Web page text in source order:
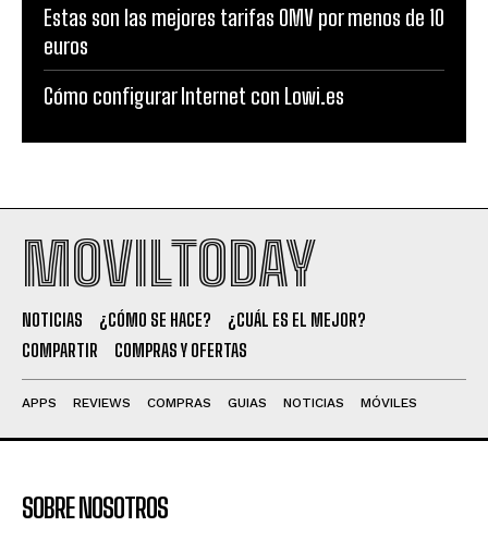
Estas son las mejores tarifas OMV por menos de 10
euros
Cómo configurar Internet con Lowi.es
MOVILTODAY
NOTICIAS ¿CÓMO SE HACE?
¿CUÁL ES EL MEJOR?
COMPARTIR
COMPRAS Y OFERTAS
APPS REVIEWS COMPRAS GUIAS NOTICIAS MÓVILES
SOBRE NOSOTROS